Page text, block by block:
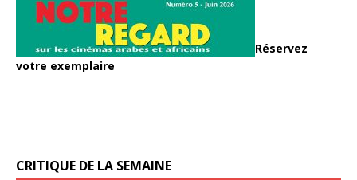
Réservez
votre exemplaire
CRITIQUE DE LA SEMAINE